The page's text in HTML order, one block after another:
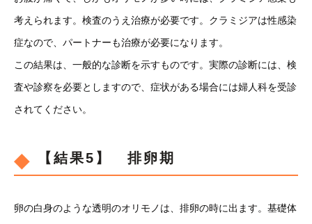
考えられます。検査のうえ治療が必要です。クラミジアは性感染
症なので、パートナーも治療が必要になります。
この結果は、一般的な診断を示すものです。実際の診断には、検
査や診察を必要としますので、症状がある場合には婦人科を受診
されてください。
【結果5】 排卵期
卵の白身のような透明のオリモノは、排卵の時に出ます。基礎体